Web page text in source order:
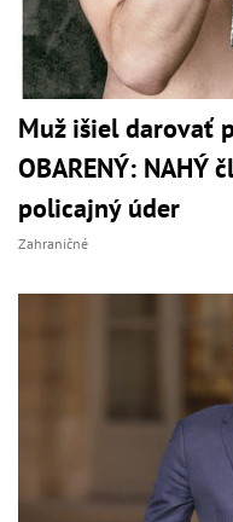
Muž išiel darovať
OBARENÝ: NAHÝ
policajný úder
Zahraničné